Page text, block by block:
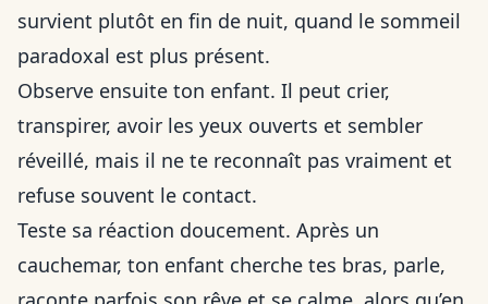
survient plutôt en fin de nuit, quand le sommeil
paradoxal est plus présent.
Observe ensuite ton enfant. Il peut crier,
transpirer, avoir les yeux ouverts et sembler
réveillé, mais il ne te reconnaît pas vraiment et
refuse souvent le contact.
Teste sa réaction doucement. Après un
cauchemar, ton enfant cherche tes bras, parle,